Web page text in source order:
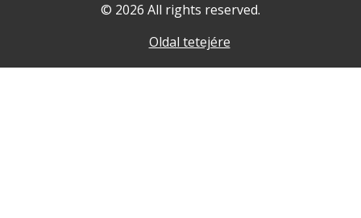
© 2026 All rights reserved.
Oldal tetejére